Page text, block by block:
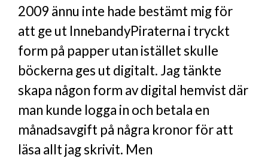
2009 ännu inte hade bestämt mig för
att ge ut InnebandyPiraterna i tryckt
form på papper utan istället skulle
böckerna ges ut digitalt. Jag tänkte
skapa någon form av digital hemvist där
man kunde logga in och betala en
månadsavgift på några kronor för att
läsa allt jag skrivit. Men